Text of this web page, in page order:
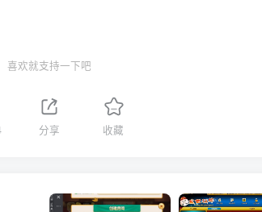
喜欢就支持一下吧
分享 收藏